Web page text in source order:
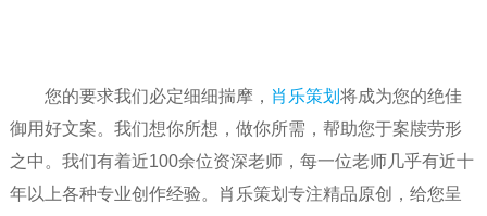
您的要求我们必定细细揣摩， 肖乐策划 将成为您的绝佳
御用好文案。我们想你所想，做你所需，帮助您于案牍劳形
之中。我们有着近100余位资深老师，每一位老师几乎有近十
年以上各种专业创作经验。肖乐策划专注精品原创，给您呈